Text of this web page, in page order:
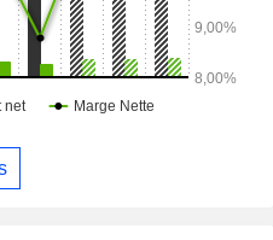
Canada (4,1%), Chine (3%),
Sud (2%), Brésil (1,9%) et